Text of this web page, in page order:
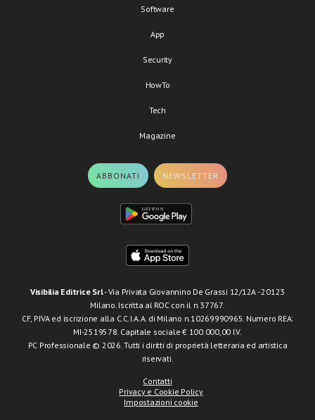
Software
App
Security
HowTo
Tech
Magazine
ABBONATI NEWSLETTER
Visibilia Editrice Srl- Via Privata Giovannino De Grassi 12/12A - 20123
Milano. Iscritta al ROC con il n.37767.
CF, P.IVA ed iscrizione alla C.C.I.A.A. di Milano n.10269990965. Numero REA:
MI-2519578. Capitale sociale € 100.000,00 I.V.
PC Professionale © 2026. Tutti i diritti di proprietà letteraria ed artistica
riservati.
Contatti
Privacy e Cookie Policy
Impostazioni cookie